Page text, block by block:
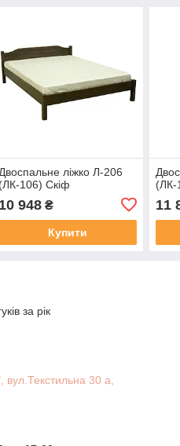
Двоспальне ліжко Л-206
(ЛК-106) Скіф
10 948₴
Купити
(ЛК-
11
за рік
30 а,